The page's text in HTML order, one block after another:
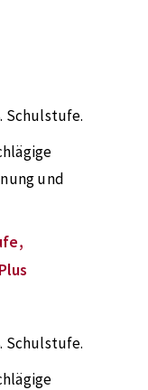
Schulstufe.
und
Schulstufe.